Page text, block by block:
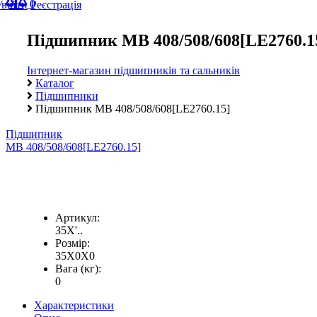
0
Реєстрація
Підшипник MB 408/508/
Інтернет-магазин підшипників та сальників
Каталог
Підшипники
Підшипник MB 408/508/608[LE2760.15]
Підшипник
MB 408/508/608[LE2760.15]
Артикул:
35X'..
Розмір:
35X0X0
Вага (кг):
0
Характеристики